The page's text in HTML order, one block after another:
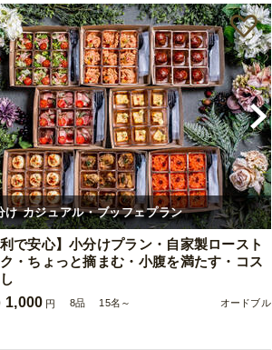
け カジュアル・ブッフェプラン
利で安心】小分けプラン・自家製ロースト
・ちょっと摘まむ・小腹を満たす・コス
1,000 円 8品 15名～ オードブル